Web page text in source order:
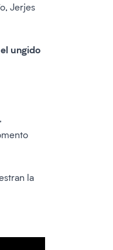
Jerjes
el ungido
la